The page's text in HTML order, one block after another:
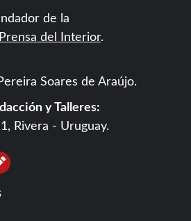
de la
del Interior.
Soares de Araújo.
y Talleres:
Rivera - Uruguay.